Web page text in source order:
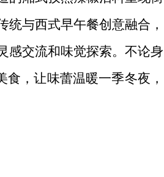
与西式早午餐创意融合，
感交流和味觉探索。不论身
，让味蕾温暖一季冬夜，